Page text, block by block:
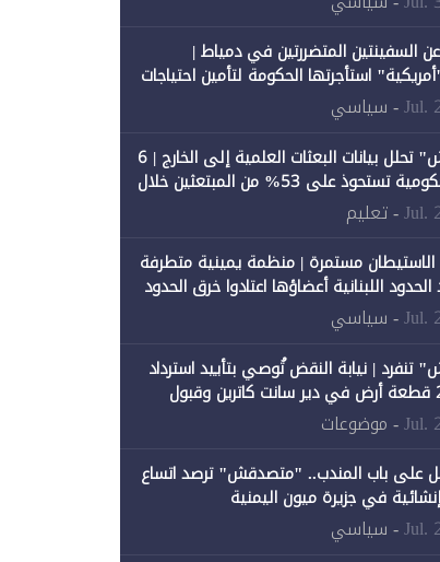
السفينتين المتضررتين في دمياط |
استأجرتها الحكومة لتأمين احتياجات
Jul.- سياسي
"متصدقش" تحلل بيانات البعثات العلمية إلى الخارج | 6
جامعات حكومية تستحوذ على 53% من المبتعثين خلال
Jul.- تعليم
مستمرة | منظمة يمينية متطرفة
اللبنانية أعضاؤها اعتادوا خرق الحدود
Jul.- سياسي
| نيابة النقض تُوصي بتأييد استرداد
الدولة 29 قطعة أرض في دير سانت كاترين وقبول
جزئيًا (1)
Jul.- موضوعات
على باب المندب.. "متصدقش" ترصد اتساع
في جزيرة ميون اليمنية
Jul.- سياسي